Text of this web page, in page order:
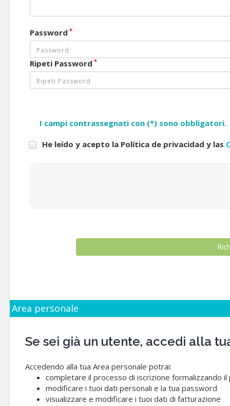
Password *
Ripeti Password *
I campi contrassegnati con (*) sono obbligatori.
He leído y acepto la Política de privacidad y las
Area personale
Se sei già un utente, accedi alla tua
Accedendo alla tua Area personale potrai:
completare il processo di iscrizione formalizzando
modificare i tuoi dati personali e la tua password
visualizzare e modificare i tuoi dati di fatturazione